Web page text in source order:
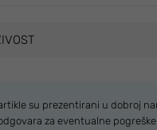
su prezentirani u dobroj
za eventualne